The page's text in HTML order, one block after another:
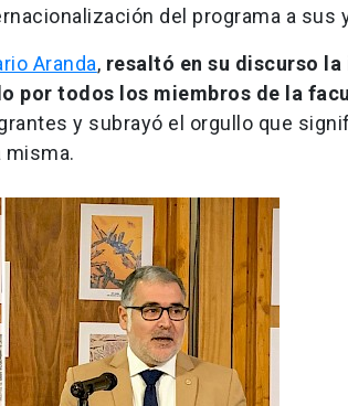
del programa a sus
Aranda, resaltó en su discurso la
por todos los miembros de la
y subrayó el orgullo que
misma.